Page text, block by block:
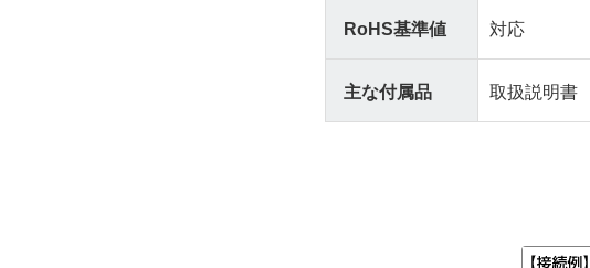
RoHS基準値 対応
主な付属品 取扱説明書